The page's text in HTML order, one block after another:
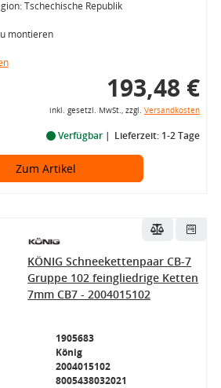
Tschechische Republik
montieren
193,48 €
inkl. gesetzl. MwSt., zzgl. Versandkosten
Verfügbar Lieferzeit: 1-2 Tage
Zum Artikel
KÖNIG Schneekettenpaar CB-7
Gruppe 102 feingliedrige Ketten
7mm CB7 - 2004015102
1905683
König
2004015102
8005438032021